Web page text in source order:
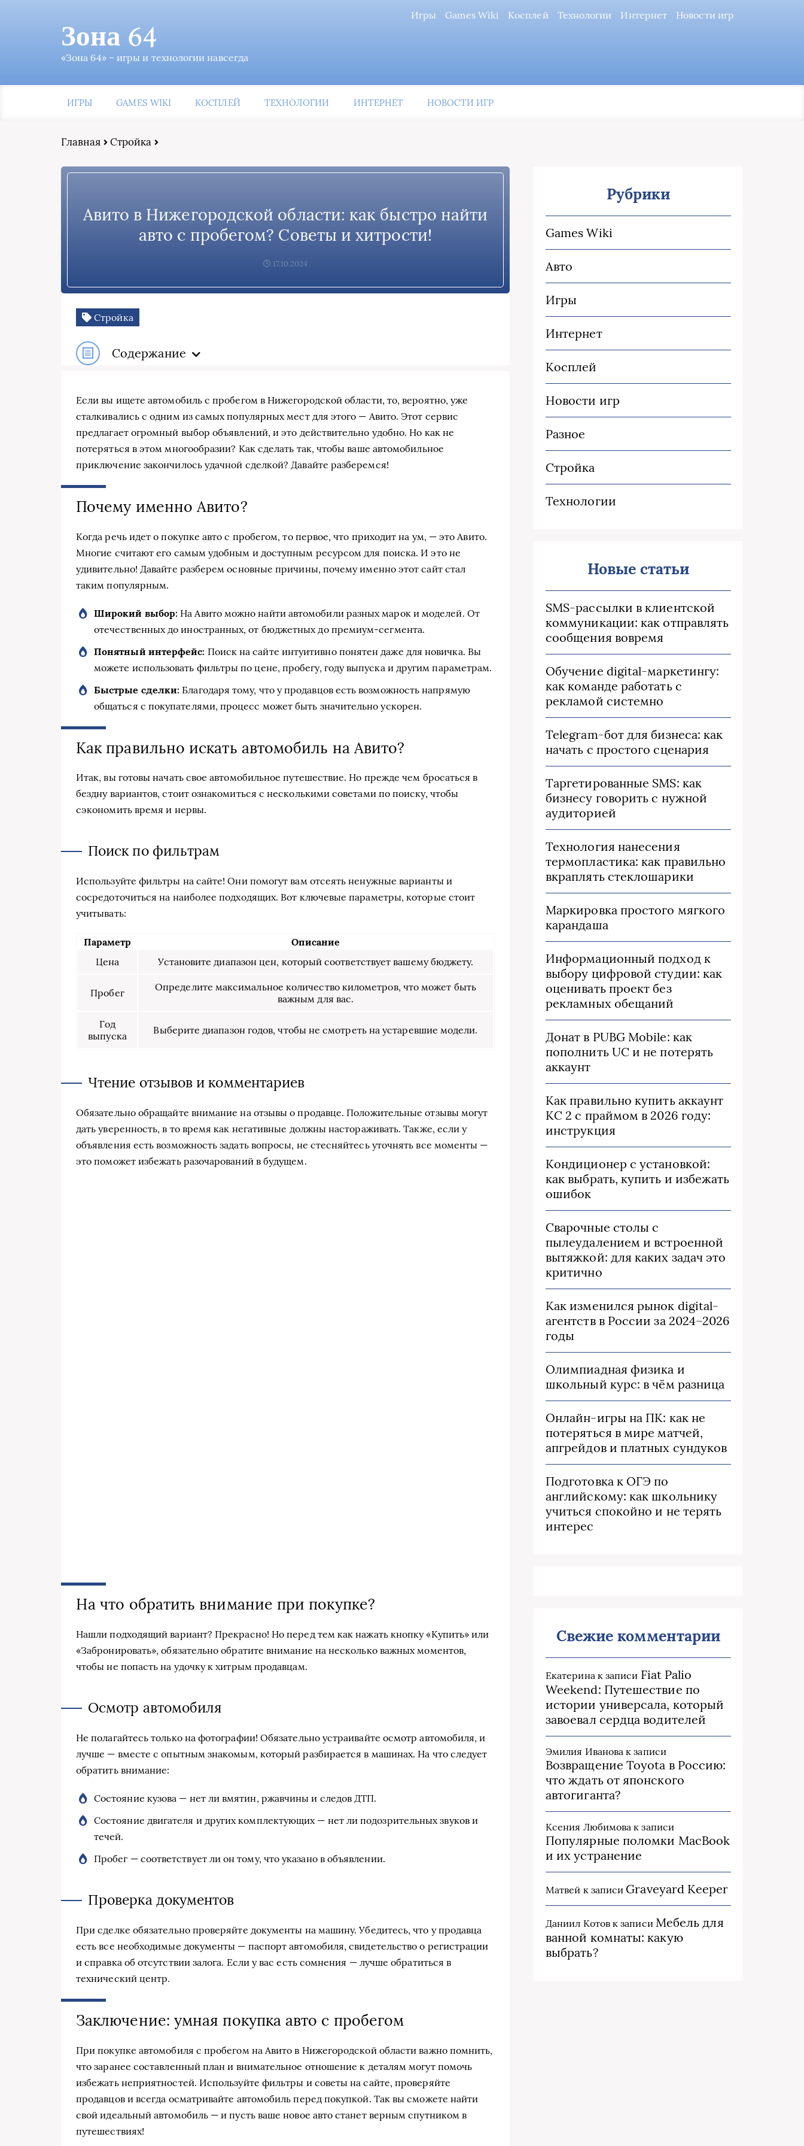
Игры Games Wiki Косплей Технологии Интернет Новости игр
Зона 64
«Зона 64» – игры и технологии навсегда
ИГРЫ GAMES WIKI КОСПЛЕЙ ТЕХНОЛОГИИ ИНТЕРНЕТ НОВОСТИ ИГР
Главная Стройка
Авито в Нижегородской области: как быстро найти
авто с пробегом? Советы и хитрости!
17.10.2024
Стройка
Содержание
Если вы ищете автомобиль с пробегом в Нижегородской области, то, вероятно, уже
сталкивались с одним из самых популярных мест для этого — Авито. Этот сервис
предлагает огромный выбор объявлений, и это действительно удобно. Но как не
потеряться в этом многообразии? Как сделать так, чтобы ваше автомобильное
приключение закончилось удачной сделкой? Давайте разберемся!
Почему именно Авито?
Когда речь идет о покупке авто с пробегом, то первое, что приходит на ум, — это Авито.
Многие считают его самым удобным и доступным ресурсом для поиска. И это не
удивительно! Давайте разберем основные причины, почему именно этот сайт стал
таким популярным.
Широкий выбор: На Авито можно найти автомобили разных марок и моделей. От
отечественных до иностранных, от бюджетных до премиум-сегмента.
Понятный интерфейс: Поиск на сайте интуитивно понятен даже для новичка. Вы
можете использовать фильтры по цене, пробегу, году выпуска и другим параметрам.
Быстрые сделки: Благодаря тому, что у продавцов есть возможность напрямую
общаться с покупателями, процесс может быть значительно ускорен.
Как правильно искать автомобиль на Авито?
Итак, вы готовы начать свое автомобильное путешествие. Но прежде чем бросаться в
бездну вариантов, стоит ознакомиться с несколькими советами по поиску, чтобы
сэкономить время и нервы.
Поиск по фильтрам
Используйте фильтры на сайте! Они помогут вам отсеять ненужные варианты и
сосредоточиться на наиболее подходящих. Вот ключевые параметры, которые стоит
учитывать:
Параметр
Описание
Цена
Установите диапазон цен, который соответствует вашему бюджету.
Пробег
Определите максимальное количество километров, что может быть
важным для вас.
Год
выпуска
Выберите диапазон годов, чтобы не смотреть на устаревшие модели.
Чтение отзывов и комментариев
Обязательно обращайте внимание на отзывы о продавце. Положительные отзывы могут
дать уверенность, в то время как негативные должны настораживать. Также, если у
объявления есть возможность задать вопросы, не стесняйтесь уточнять все моменты —
это поможет избежать разочарований в будущем.
На что обратить внимание при покупке?
Нашли подходящий вариант? Прекрасно! Но перед тем как нажать кнопку «Купить» или
«Забронировать», обязательно обратите внимание на несколько важных моментов,
чтобы не попасть на удочку к хитрым продавцам.
Осмотр автомобиля
Не полагайтесь только на фотографии! Обязательно устраивайте осмотр автомобиля, и
лучше — вместе с опытным знакомым, который разбирается в машинах. На что следует
обратить внимание:
Состояние кузова — нет ли вмятин, ржавчины и следов ДТП.
Состояние двигателя и других комплектующих — нет ли подозрительных звуков и
течей.
Пробег — соответствует ли он тому, что указано в объявлении.
Проверка документов
При сделке обязательно проверяйте документы на машину. Убедитесь, что у продавца
есть все необходимые документы — паспорт автомобиля, свидетельство о регистрации
и справка об отсутствии залога. Если у вас есть сомнения — лучше обратиться в
технический центр.
Заключение: умная покупка авто с пробегом
При покупке автомобиля с пробегом на Авито в Нижегородской области важно помнить,
что заранее составленный план и внимательное отношение к деталям могут помочь
избежать неприятностей. Используйте фильтры и советы на сайте, проверяйте
продавцов и всегда осматривайте автомобиль перед покупкой. Так вы сможете найти
свой идеальный автомобиль — и пусть ваше новое авто станет верным спутником в
путешествиях!
Рубрики
Games Wiki
Авто
Игры
Интернет
Косплей
Новости игр
Разное
Стройка
Технологии
Новые статьи
SMS-рассылки в клиентской
коммуникации: как отправлять
сообщения вовремя
Обучение digital-маркетингу:
как команде работать с
рекламой системно
Telegram-бот для бизнеса: как
начать с простого сценария
Таргетированные SMS: как
бизнесу говорить с нужной
аудиторией
Технология нанесения
термопластика: как правильно
вкраплять стеклошарики
Маркировка простого мягкого
карандаша
Информационный подход к
выбору цифровой студии: как
оценивать проект без
рекламных обещаний
Донат в PUBG Mobile: как
пополнить UC и не потерять
аккаунт
Как правильно купить аккаунт
КС 2 с праймом в 2026 году:
инструкция
Кондиционер с установкой:
как выбрать, купить и избежать
ошибок
Сварочные столы с
пылеудалением и встроенной
вытяжкой: для каких задач это
критично
Как изменился рынок digital-
агентств в России за 2024–2026
годы
Олимпиадная физика и
школьный курс: в чём разница
Онлайн-игры на ПК: как не
потеряться в мире матчей,
апгрейдов и платных сундуков
Подготовка к ОГЭ по
английскому: как школьнику
учиться спокойно и не терять
интерес
Свежие комментарии
Екатеринак записи Fiat Palio
Weekend: Путешествие по
истории универсала, который
завоевал сердца водителей
Эмилия Иванова к записи
Возвращение Toyota в Россию:
что ждать от японского
автогиганта?
Ксения Любимова к записи
Популярные поломки MacBook
и их устранение
Матвей к записи Graveyard Keeper
Даниил Котовк записи Мебель для
ванной комнаты: какую
выбрать?